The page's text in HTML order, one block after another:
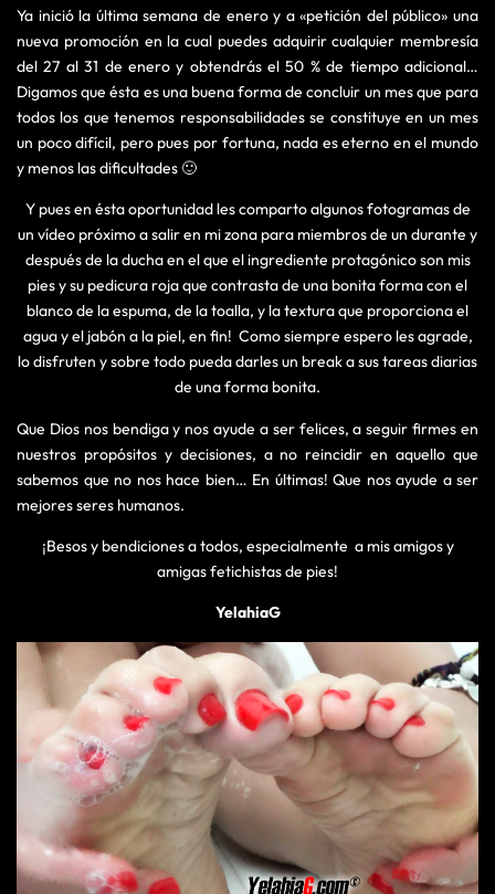
Ya inició la última semana de enero y a «petición del público» una
nueva promoción en la cual puedes adquirir cualquier membresía
del 27 al 31 de enero y obtendrás el 50 % de tiempo adicional…
Digamos que ésta es una buena forma de concluir un mes que para
todos los que tenemos responsabilidades se constituye en un mes
un poco difícil, pero pues por fortuna, nada es eterno en el mundo
y menos las dificultades 🙂
Y pues en ésta oportunidad les comparto algunos fotogramas de
un vídeo próximo a salir en mi zona para miembros de un durante y
después de la ducha en el que el ingrediente protagónico son mis
pies y su pedicura roja que contrasta de una bonita forma con el
blanco de la espuma, de la toalla, y la textura que proporciona el
agua y el jabón a la piel, en fin! Como siempre espero les agrade,
lo disfruten y sobre todo pueda darles un break a sus tareas diarias
de una forma bonita.
Que Dios nos bendiga y nos ayude a ser felices, a seguir firmes en
nuestros propósitos y decisiones, a no reincidir en aquello que
sabemos que no nos hace bien… En últimas! Que nos ayude a ser
mejores seres humanos.
¡Besos y bendiciones a todos, especialmente a mis amigos y
amigas fetichistas de pies!
YelahiaG